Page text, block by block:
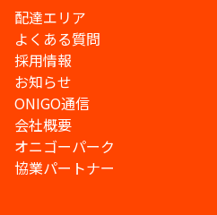
配達エリア
よくある質問
採用情報
お知らせ
ONIGO通信
会社概要
オニゴーパーク
協業パートナー